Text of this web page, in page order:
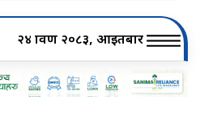
२४ श्रावण २०८३, आइतबार